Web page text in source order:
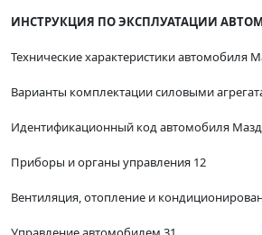
ИНСТРУКЦИЯ ПО ЭКСПЛУАТАЦИИ
Технические характеристики автомобиля
Варианты комплектации силовыми
Идентификационный код автомобиля
Приборы и органы управления 12
Вентиляция, отопление и